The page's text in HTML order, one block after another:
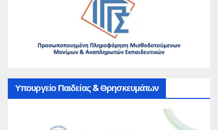
Υπουργείο Παιδείας & Θρησκευμάτων